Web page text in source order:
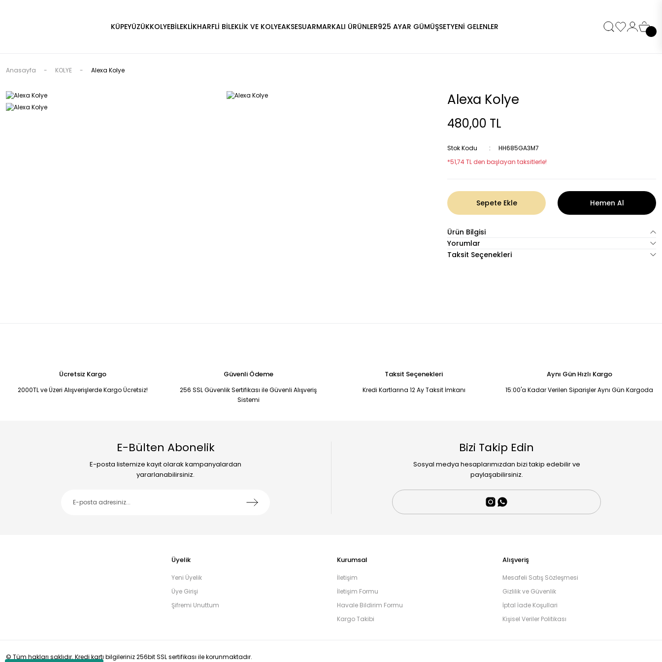
KÜPEYÜZÜKKOLYEBİLEKLİKHARFLİ BİLEKLİK VE KOLYEAKSESUARMARKALI ÜRÜNLER925 AYAR GÜMÜŞSETYENİ GELENLER
Anasayfa KOLYE Alexa Kolye
Alexa Kolye
480,00 TL
Stok Kodu
HH685GA3M7
*51,74 TL den başlayan taksitlerle!
Sepete Ekle Hemen Al
Ürün Bilgisi
Yorumlar
Taksit Seçenekleri
Ücretsiz Kargo
2000TL ve Üzeri Alışverişlerde Kargo Ücretsiz!
Güvenli Ödeme
256 SSL Güvenlik Sertifikası ile Güvenli Alışveriş
Sistemi
Taksit Seçenekleri
Kredi Kartlarına 12 Ay Taksit İmkanı
Aynı Gün Hızlı Kargo
15:00'a Kadar Verilen Siparişler Aynı Gün Kargoda
E-Bülten Abonelik
E-posta listemize kayıt olarak kampanyalardan
yararlanabilirsiniz.
Bizi Takip Edin
Sosyal medya hesaplarımızdan bizi takip edebilir ve
paylaşabilirsiniz.
Üyelik
Yeni Üyelik
Üye Girişi
Şifremi Unuttum
Kurumsal
İletişim
İletişim Formu
Havale Bildirim Formu
Kargo Takibi
Alışveriş
Mesafeli Satış Sözleşmesi
Gizlilik ve Güvenlik
İptal İade Koşullari
Kişisel Veriler Politikası
© Tüm hakları saklıdır. Kredi kartı bilgileriniz 256bit SSL sertifikası ile korunmaktadır.